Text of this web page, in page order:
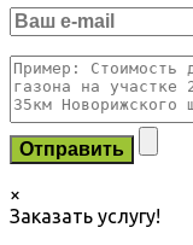
×
Заказать услугу!